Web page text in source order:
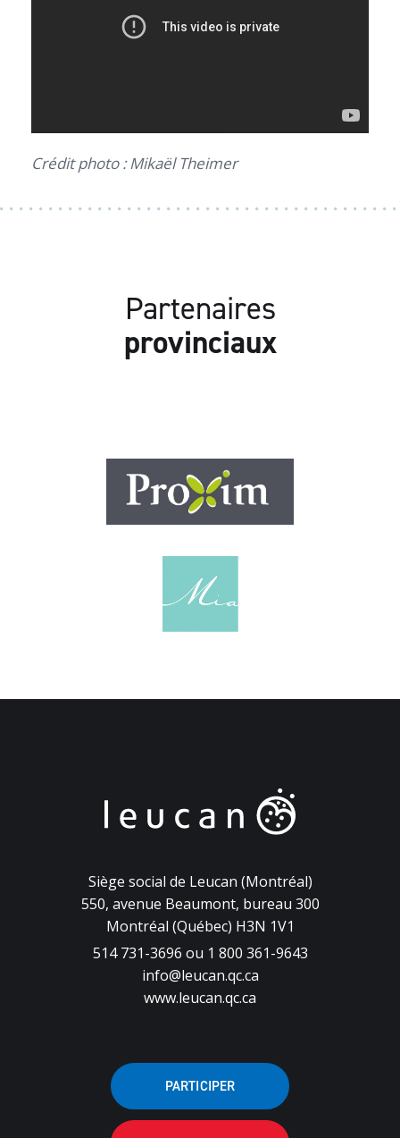
Crédit photo : Mikaël Theimer
Partenaires
provinciaux
Siège social de Leucan (Montréal)
550, avenue Beaumont, bureau 300
Montréal (Québec) H3N 1V1
514 731-3696 ou 1 800 361-9643
info@leucan.qc.ca
www.leucan.qc.ca
PARTICIPER